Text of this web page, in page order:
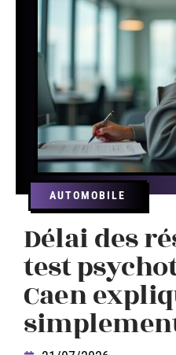
AUTOMOBILE
Délai des
test
Caen